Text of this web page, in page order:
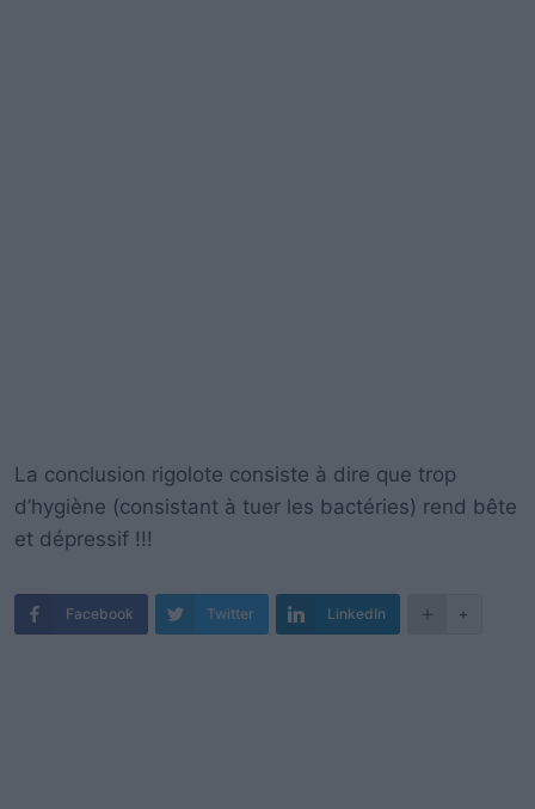
La conclusion rigolote consiste à dire que trop
d’hygiène (consistant à tuer les bactéries) rend bête
et dépressif !!!
Facebook Twitter LinkedIn +